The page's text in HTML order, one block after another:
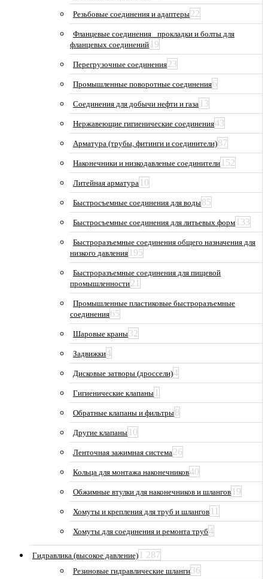
Резьбовые соединения и адаптеры22
Фланцевые соединения_ прокладки и болты для
фланцевых соединений 19
Перегрузочные соединения23
Промышленные поворотные соединения6
Соединения для добычи нефти и газа 13
Нержавеющие гигиенические соединения43
Арматура (трубы, фитинги и соединители)87
Наконечники и низкодавленые соединители 152
Литейная арматура 10
Быстросъемные соединения для воды85
Быстросъемные соединения для литьевых форм 133
Быстроразъемные соединения общего назначения для
низкого давления 195
Быстроразъемные соединения для пищевой
промышленности21
Промышленные пластиковые быстроразъемные
соединения65
Шаровые краны32
Задвижки4
Дисковые затворы (дроссели)4
Гигиенические клапаны 1
Обратные клапаны и фильтры8
Другие клапаны 10
Ленточная зажимная система26
Кольца для монтажа наконечников40
Обжимные втулки для наконечников и шлангов 19
Хомуты и крепления для труб и шлангов 11
Хомуты для соединения и ремонта труб4
Гидравлика (высокое давление) 1 287
Резиновые гидравлические шланги36